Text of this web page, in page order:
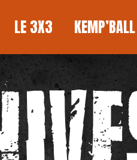
LE 3X3 KEMP’BALL
LE 3X3 KEMP’BALL